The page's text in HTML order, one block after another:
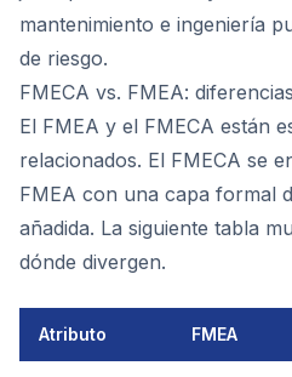
mantenimiento e ingeniería
de riesgo.
FMECA vs. FMEA:
El FMEA y el FMECA están
relacionados. El FMECA se
FMEA con una capa formal
añadida. La siguiente tabla
dónde divergen.
Atributo FMEA